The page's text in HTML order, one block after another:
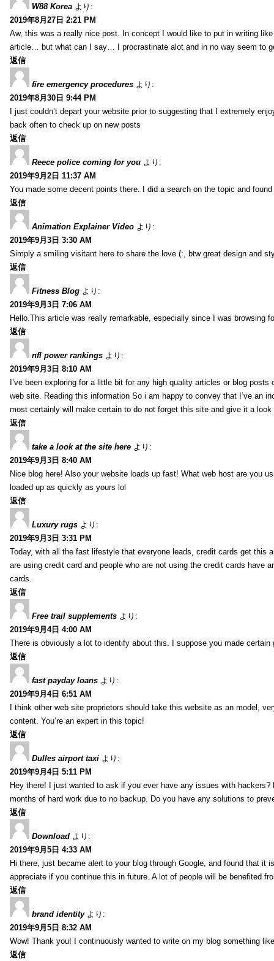
W88 Korea より:
2019年8月27日 2:21 PM
Aw, this was a really nice post. In concept I would like to put in writing
article… but what can I say… I procrastinate alot and in no way seem to
返信
fire emergency procedures より:
2019年8月30日 9:44 PM
I just couldn’t depart your website prior to suggesting that I extremely
back often to check up on new posts
返信
Reece police coming for you より:
2019年9月2日 11:37 AM
You made some decent points there. I did a search on the topic and
返信
Animation Explainer Video より:
2019年9月3日 3:30 AM
Simply a smiling visitant here to share the love (:, btw great design and
返信
Fitness Blog より:
2019年9月3日 7:06 AM
Hello.This article was really remarkable, especially since I was browsing
返信
nfl power rankings より:
2019年9月3日 8:10 AM
I’ve been exploring for a little bit for any high quality articles or blog
web site. Reading this information So i am happy to convey that I’ve an
most certainly will make certain to do not forget this site and give it a look
返信
take a look at the site here より:
2019年9月3日 8:40 AM
Nice blog here! Also your website loads up fast! What web host are you
loaded up as quickly as yours lol
返信
Luxury rugs より:
2019年9月3日 3:31 PM
Today, with all the fast lifestyle that everyone leads, credit cards get this
are using credit card and people who are not using the credit cards have
cards.
返信
Free trail supplements より:
2019年9月4日 4:00 AM
There is obviously a lot to identify about this. I suppose you made certain
返信
fast payday loans より:
2019年9月4日 6:51 AM
I think other web site proprietors should take this website as an model,
content. You’re an expert in this topic!
返信
Dulles airport taxi より:
2019年9月4日 5:11 PM
Hey there! I just wanted to ask if you ever have any issues with
months of hard work due to no backup. Do you have any solutions to
返信
Download より:
2019年9月5日 4:33 AM
Hi there, just became alert to your blog through Google, and found that it
appreciate if you continue this in future. A lot of people will be benefited
返信
brand identity より:
2019年9月5日 8:32 AM
Wow! Thank you! I continuously wanted to write on my blog something
返信